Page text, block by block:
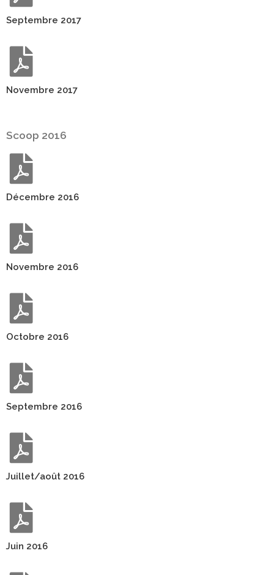
Septembre 2017
Novembre 2017
Scoop 2016
Décembre 2016
Novembre 2016
Octobre 2016
Septembre 2016
Juillet/août 2016
Juin 2016